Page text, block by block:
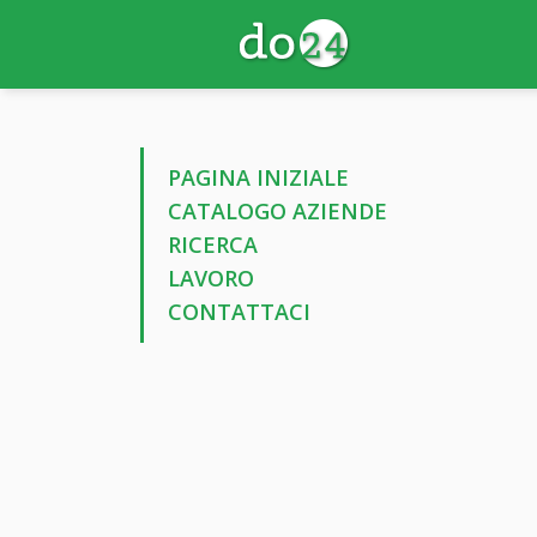
PAGINA INIZIALE
CATALOGO AZIENDE
RICERCA
LAVORO
CONTATTACI